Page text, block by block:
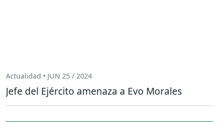
Actualidad • JUN 25 / 2024
Jefe del Ejército amenaza a Evo Morales